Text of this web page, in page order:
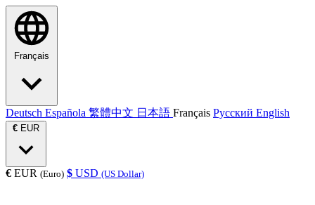
Français
Deutsch Española 繁體中文 日本語 Français Русский English
€ EUR
€ EUR (Euro) $ USD (US Dollar)